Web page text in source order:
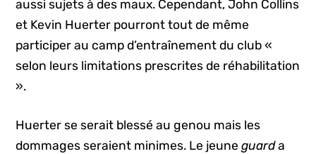
aussi sujets à des maux. Cependant, John Collins
et Kevin Huerter pourront tout de même
participer au camp d’entraînement du club «
selon leurs limitations prescrites de réhabilitation
».
Huerter se serait blessé au genou mais les
dommages seraient minimes. Le jeuneguarda